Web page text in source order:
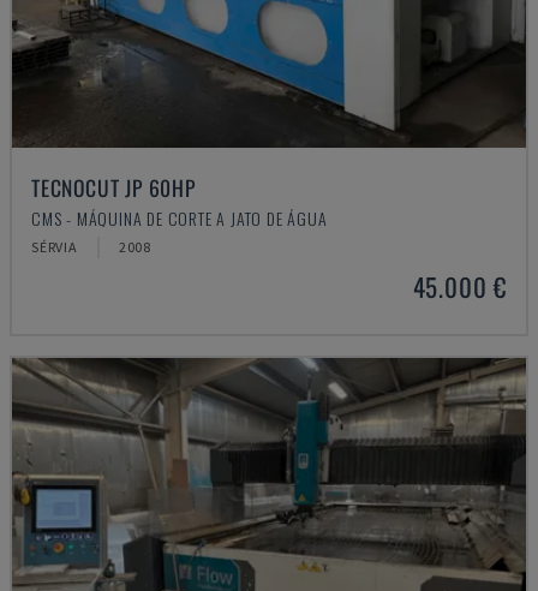
TECNOCUT JP 60HP
CMS - MÁQUINA DE CORTE A JATO DE ÁGUA
SÉRVIA 2008
45.000 €